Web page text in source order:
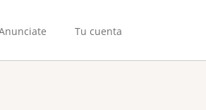
Tu cuenta